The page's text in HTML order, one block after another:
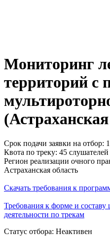
Мониторинг
территорий с
Срок подачи заявки на отбор:
Квота по треку: 45 слушателей
Регион реализации очного
Астраханская область
Скачать требования к
Требования к форме и составу
деятельности по трекам
Статус отбора: Неактивен